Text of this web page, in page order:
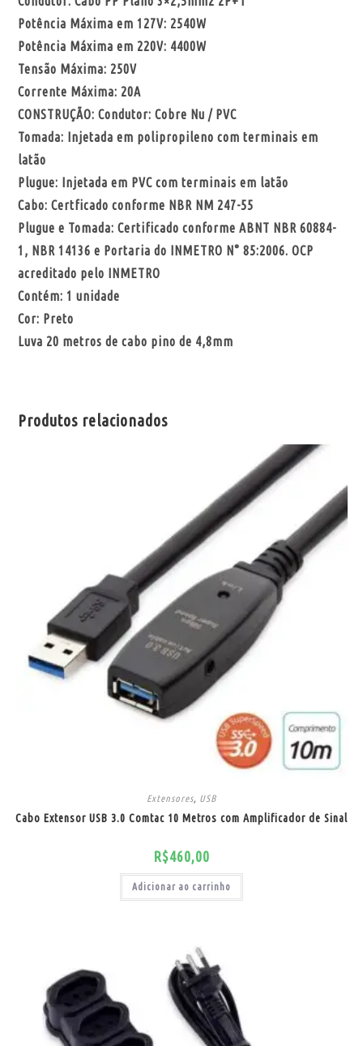
Potência Máxima em 127V: 2540W
Potência Máxima em 220V: 4400W
Tensão Máxima: 250V
Corrente Máxima: 20A
CONSTRUÇÃO: Condutor: Cobre Nu / PVC
Tomada: Injetada em polipropileno com terminais em
latão
Plugue: Injetada em PVC com terminais em latão
Cabo: Certficado conforme NBR NM 247-55
Plugue e Tomada: Certificado conforme ABNT NBR 60884-
1, NBR 14136 e Portaria do INMETRO N° 85:2006. OCP
acreditado pelo INMETRO
Contém: 1 unidade
Cor: Preto
Luva 20 metros de cabo pino de 4,8mm
Produtos relacionados
Extensores, USB
Cabo Extensor USB 3.0 Comtac 10 Metros com Amplificador de Sinal
R$460,00
Adicionar ao carrinho